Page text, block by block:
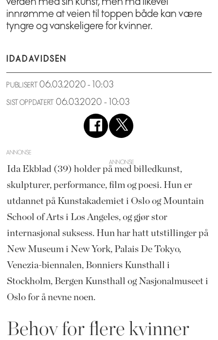
innrømme at veien til toppen både kan være
tyngre og vanskeligere for kvinner.
IDA DAVIDSEN
PUBLISERT 06.03.2020 - 10:03
SIST OPPDATERT 06.03.2020 - 10:03
ANNONSE
Ida Ekblad (39) holder på med billedkunst,
skulpturer, performance, film og poesi. Hun er
utdannet på Kunstakademiet i Oslo og Mountain
School of Arts i Los Angeles, og gjør stor
internasjonal suksess. Hun har hatt utstillinger på
New Museum i New York, Palais De Tokyo,
Venezia-biennalen, Bonniers Kunsthall i
Stockholm, Bergen Kunsthall og Nasjonalmuseet i
Oslo for å nevne noen.
Behov for flere kvinner